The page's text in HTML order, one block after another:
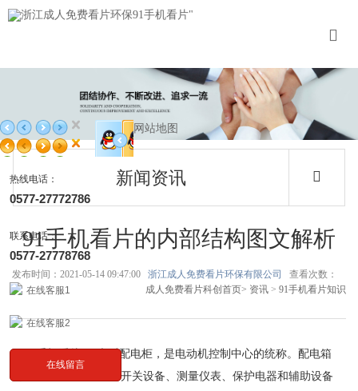
新闻资讯
91手机看片的内部结构图文解析
发布时间：2021-05-14 09:47:00 浙江成人免费看片环保有限公司
查看次数：
成人免费看片科创首页> 资讯 > 91手机看片知识
“91手机看片”，也叫配电柜，是电动机控制中心的统称。配电箱
是按电气接线要求将开关设备、测量仪表、保护电器和辅助设备
热线电话：
0577-27772786
联系电话：
0577-27778768
在线客服1
在线客服2
在线留言
网站地图